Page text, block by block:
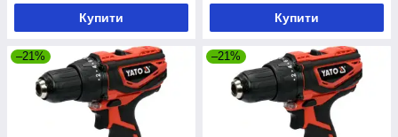
Купити Купити
–21% –21%